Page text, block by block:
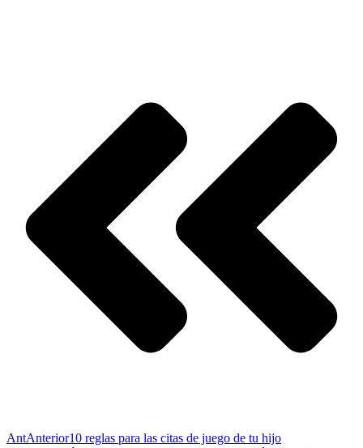
AntAnterior10 reglas para las citas de juego de tu hijo